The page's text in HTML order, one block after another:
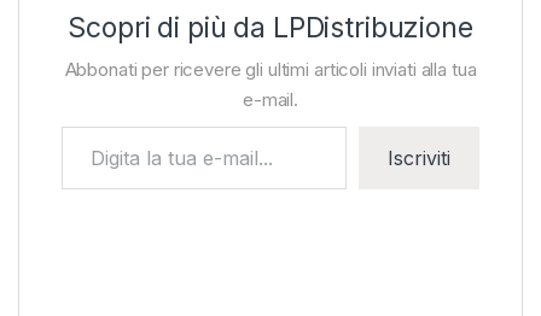
Scopri di più da LPDistribuzione
Abbonati per ricevere gli ultimi articoli inviati alla tua
e-mail.
Iscriviti